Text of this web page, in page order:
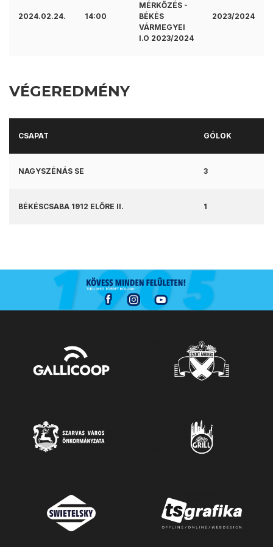
2024.02.24. 14:00
MÉRKŐZÉS -
BÉKÉS
VÁRMEGYEI
I.O 2023/2024
2023/2024
VÉGEREDMÉNY
CSAPAT GÓLOK
NAGYSZÉNÁS SE 3
BÉKÉSCSABA 1912 ELŐRE II. 1